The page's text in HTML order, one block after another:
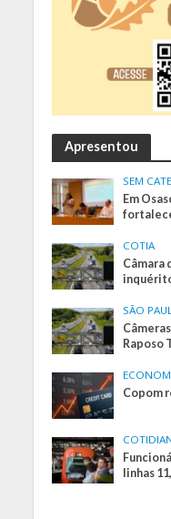
Apresentou
SEM
Em
COTIA
Câmara
SÃO
Raposo
Copom
linhas